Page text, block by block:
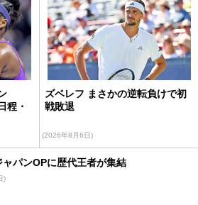
程・
ズベレフ まさかの逆転負けで初
戦敗退
(2026年8月6日)
パンOPに歴代王者が集結
)